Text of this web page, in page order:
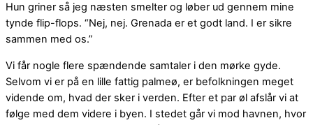
Hun griner så jeg næsten smelter og løber ud gennem mine
tynde flip-flops. “Nej, nej. Grenada er et godt land. I er sikre
sammen med os.”
Vi får nogle flere spændende samtaler i den mørke gyde.
Selvom vi er på en lille fattig palmeø, er befolkningen meget
vidende om, hvad der sker i verden. Efter et par øl afslår vi at
følge med dem videre i byen. I stedet går vi mod havnen, hvor